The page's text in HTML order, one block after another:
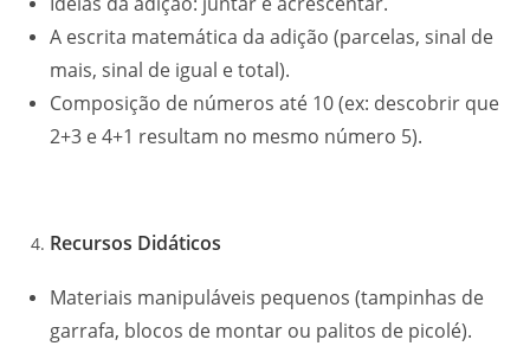
A escrita matemática da adição (parcelas, sinal de
mais, sinal de igual e total).
Composição de números até 10 (ex: descobrir que
2+3 e 4+1 resultam no mesmo número 5).
Recursos Didáticos
Materiais manipuláveis pequenos (tampinhas de
garrafa, blocos de montar ou palitos de picolé).